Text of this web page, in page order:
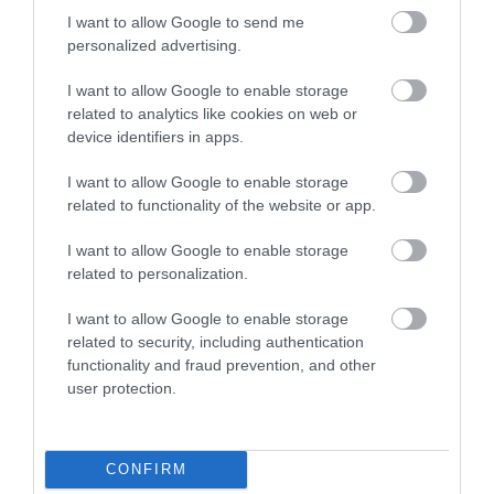
I want to allow Google to send me
personalized advertising.
I want to allow Google to enable storage
related to analytics like cookies on web or
device identifiers in apps.
I want to allow Google to enable storage
related to functionality of the website or app.
I want to allow Google to enable storage
related to personalization.
I want to allow Google to enable storage
related to security, including authentication
functionality and fraud prevention, and other
user protection.
CONFIRM
egészen a kézműves
borkülönlegességekig.
kilátás a badacsonyi hegy
egyik legmagasabban
elhelyezkedő Étterméből.
A gyerekek számára
fenntartott játszótér biztosítja,
hogy a család apraja nagyja is
mind nagyon jól érezze itt
magát az eltöltött idő alatt.
Jelentés
decinkénti áron adták el,
többszörösét elkérve igy a bor